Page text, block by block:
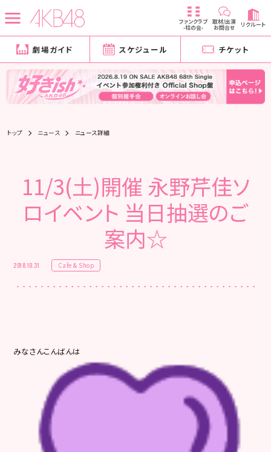
ファンクラブ
-柱の会-
取材/出演
お問合せ リクルート
劇場ガイド スケジュール チケット
トップ ニュース ニュース詳細
11/3(土)開催 永野芹佳ソ
ロイベント 当日抽選のご
案内☆
2018.10.31 Cafe & Shop
みなさんこんばんは